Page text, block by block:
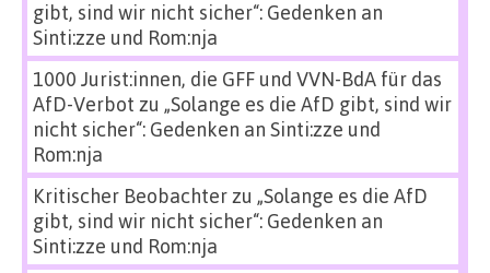
gibt, sind wir nicht sicher“: Gedenken an
Sinti:zze und Rom:nja
1000 Jurist:innen, die GFF und VVN-BdA für das
AfD-Verbot zu „Solange es die AfD gibt, sind wir
nicht sicher“: Gedenken an Sinti:zze und
Rom:nja
Kritischer Beobachterzu „Solange es die AfD
gibt, sind wir nicht sicher“: Gedenken an
Sinti:zze und Rom:nja